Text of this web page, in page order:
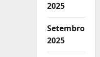
2025
Setembro
2025